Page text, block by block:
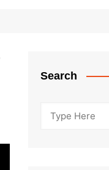
Search